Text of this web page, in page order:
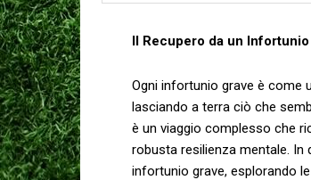
Il Recupero da un
Ogni infortunio grave⁢ è come
lasciando a terra ciò‍ che
è un viaggio complesso che
robusta resilienza mentale.⁢
infortunio grave, esplorando